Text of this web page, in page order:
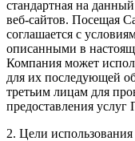
стандартная на
веб-сайтов. Посещая
соглашается с
описанными в
Компания может
для их последующей
третьим лицам для
предоставления
2. Цели